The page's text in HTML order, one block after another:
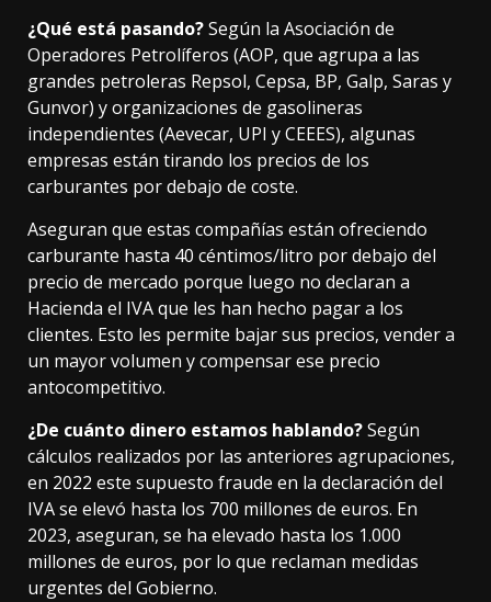
¿Qué está pasando?Según la Asociación de
Operadores Petrolíferos (AOP, que agrupa a las
grandes petroleras Repsol, Cepsa, BP, Galp, Saras y
Gunvor) y organizaciones de gasolineras
independientes (Aevecar, UPI y CEEES), algunas
empresas están tirando los precios de los
carburantes por debajo de coste.
Aseguran que estas compañías están ofreciendo
carburante hasta 40 céntimos/litro por debajo del
precio de mercado porque luego no declaran a
Hacienda el IVA que les han hecho pagar a los
clientes. Esto les permite bajar sus precios, vender a
un mayor volumen y compensar ese precio
antocompetitivo.
¿De cuánto dinero estamos hablando?Según
cálculos realizados por las anteriores agrupaciones,
en 2022 este supuesto fraude en la declaración del
IVA se elevó hasta los 700 millones de euros. En
2023, aseguran, se ha elevado hasta los 1.000
millones de euros, por lo que reclaman medidas
urgentes del Gobierno.